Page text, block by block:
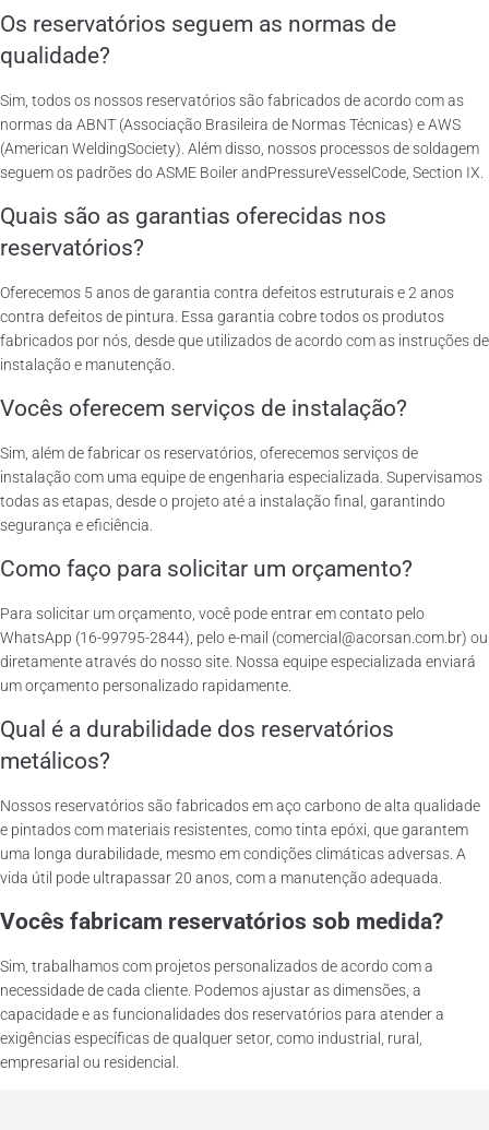
Os reservatórios seguem as normas de
qualidade?
Sim, todos os nossos reservatórios são fabricados de acordo com as
normas da ABNT (Associação Brasileira de Normas Técnicas) e AWS
(American WeldingSociety). Além disso, nossos processos de soldagem
seguem os padrões do ASME Boiler andPressureVesselCode, Section IX.
Quais são as garantias oferecidas nos
reservatórios?
Oferecemos 5 anos de garantia contra defeitos estruturais e 2 anos
contra defeitos de pintura. Essa garantia cobre todos os produtos
fabricados por nós, desde que utilizados de acordo com as instruções de
instalação e manutenção.
Vocês oferecem serviços de instalação?
Sim, além de fabricar os reservatórios, oferecemos serviços de
instalação com uma equipe de engenharia especializada. Supervisamos
todas as etapas, desde o projeto até a instalação final, garantindo
segurança e eficiência.
Como faço para solicitar um orçamento?
Para solicitar um orçamento, você pode entrar em contato pelo
WhatsApp (16-99795-2844), pelo e-mail (comercial@acorsan.com.br) ou
diretamente através do nosso site. Nossa equipe especializada enviará
um orçamento personalizado rapidamente.
Qual é a durabilidade dos reservatórios
metálicos?
Nossos reservatórios são fabricados em aço carbono de alta qualidade
e pintados com materiais resistentes, como tinta epóxi, que garantem
uma longa durabilidade, mesmo em condições climáticas adversas. A
vida útil pode ultrapassar 20 anos, com a manutenção adequada.
Vocês fabricam reservatórios sob medida?
Sim, trabalhamos com projetos personalizados de acordo com a
necessidade de cada cliente. Podemos ajustar as dimensões, a
capacidade e as funcionalidades dos reservatórios para atender a
exigências específicas de qualquer setor, como industrial, rural,
empresarial ou residencial.